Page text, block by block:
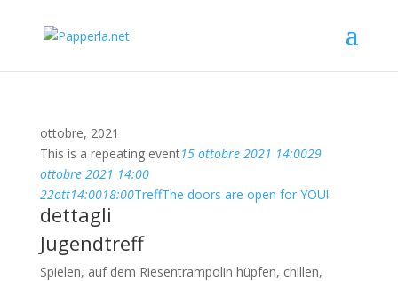
ottobre, 2021
This is a repeating event15 ottobre 2021 14:0029
ottobre 2021 14:00
22ott14:0018:00TreffThe doors are open for YOU!
dettagli
Jugendtreff
Spielen, auf dem Riesentrampolin hüpfen, chillen,